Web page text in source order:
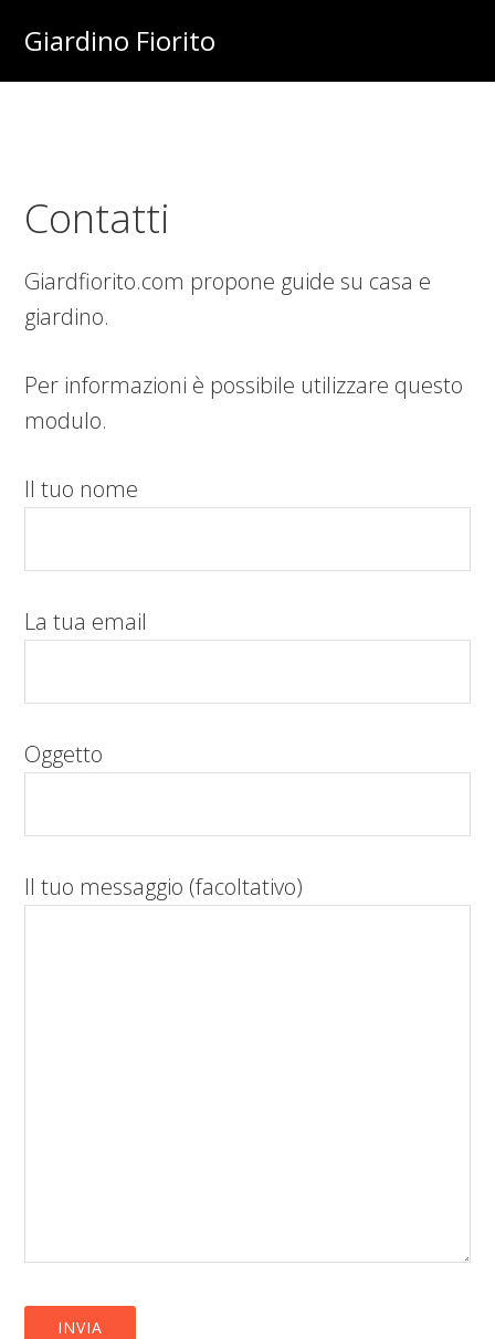
main
primary
footer
Giardino Fiorito
Contatti
Giardfiorito.com propone guide su casa e
giardino.
Per informazioni è possibile utilizzare questo
modulo.
Il tuo nome
La tua email
Oggetto
Il tuo messaggio (facoltativo)